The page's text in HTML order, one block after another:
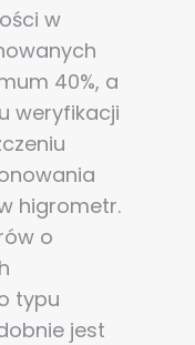
w
40%, a
weryfikacji
higrometr.
o
typu
jest